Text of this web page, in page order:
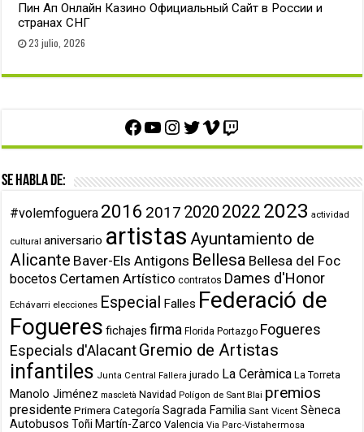
Пин Ап Онлайн Казино Официальный Сайт в России и
странах СНГ
23 julio, 2026
Facebook
YouTube
Instagram
Twitter
Vimeo
Twitch
Se habla de:
#volemfoguera 2016 2017 2020 2022 2023 actividad
cultural aniversario artistas Ayuntamiento de
Alicante Baver-Els Antigons Bellesa Bellesa del Foc
bocetos Certamen Artístico contratos Dames d'Honor
Echávarri elecciones Especial Falles Federació de
Fogueres fichajes firma Florida Portazgo Fogueres
Especials d'AlacantGremio de Artistas
infantiles Junta Central Fallera jurado La Ceràmica La Torreta
Manolo Jiménez mascletà Navidad Polígon de Sant Blai premios
presidente Primera Categoría Sagrada Familia Sant Vicent Sèneca
Autobusos Toñi Martín-Zarco Valencia Via Parc-Vistahermosa